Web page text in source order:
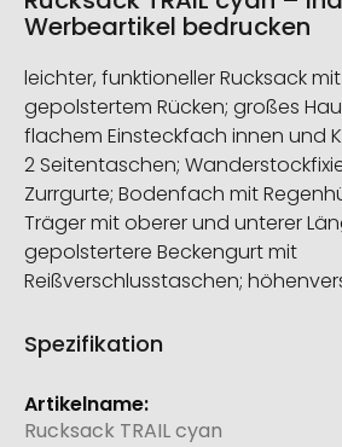
Werbeartikel bedrucken
leichter, funktioneller Rucksack
gepolstertem Rücken; großes
flachem Einsteckfach innen und
2 Seitentaschen;
Zurrgurte; Bodenfach mit
Träger mit oberer und unterer
gepolstertere Beckengurt mit
Reißverschlusstaschen;
Spezifikation
Weitere
Informationen
Rucksack TRAIL cyan